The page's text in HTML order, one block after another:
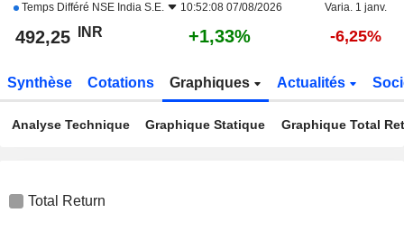
Temps Différé NSE India S.E. 10:52:08 07/08/2026 Varia. 1 janv.
492,25 INR +1,33% -6,25%
Synthèse Cotations Graphiques Actualités
Analyse Technique Graphique Statique Graphique Total
Total Return